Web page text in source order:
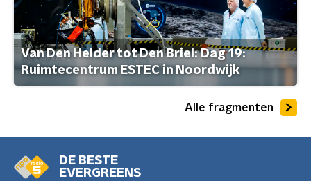
Van Den Helder tot Den Briel: Dag 19:
Ruimtecentrum ESTEC in Noordwijk
Alle fragmenten
DE BESTE
EVERGREENS